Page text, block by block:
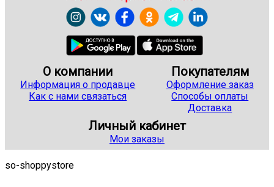
О компании
Информация о продавце
Как с нами связаться
Покупателям
Оформление заказ
Способы оплаты
Доставка
Личный кабинет
Мои заказы
so-shoppystore